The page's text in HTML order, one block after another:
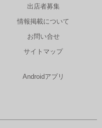
出店者募集
情報掲載について
お問い合せ
サイトマップ
Androidアプリ